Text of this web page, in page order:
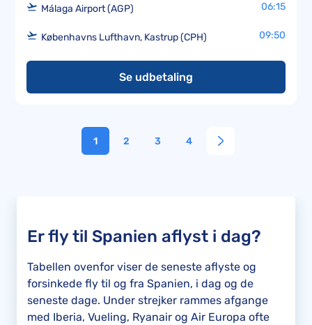
Málaga Airport (AGP) 06:15
Københavns Lufthavn, Kastrup (CPH) 09:50
Se udbetaling
1 2 3 4
Er fly til Spanien aflyst i dag?
Tabellen ovenfor viser de seneste aflyste og
forsinkede fly til og fra Spanien, i dag og de
seneste dage. Under strejker rammes afgange
med Iberia, Vueling, Ryanair og Air Europa ofte